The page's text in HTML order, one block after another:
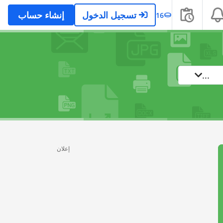
16 تسجيل الدخول إنشاء حساب
...
إعلان